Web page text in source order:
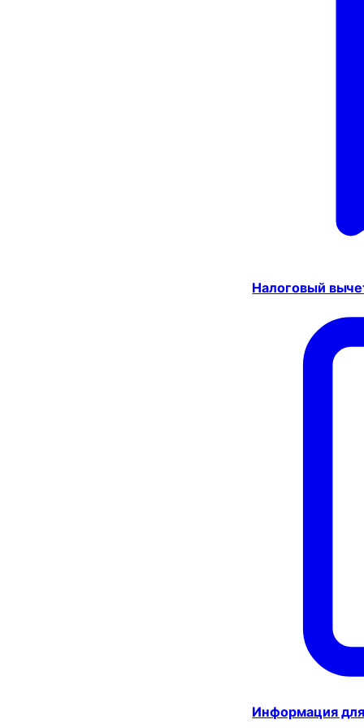
Налоговый
Информация